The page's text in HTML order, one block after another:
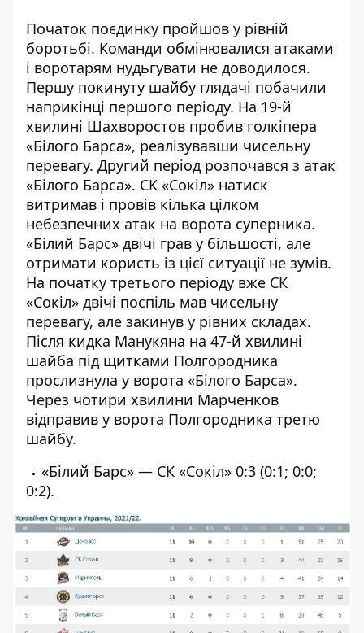
Початок поєдинку пройшов у рівній
боротьбі. Команди обмінювалися атаками
і воротарям нудьгувати не доводилося.
Першу покинуту шайбу глядачі побачили
наприкінці першого періоду. На 19-й
хвилині Шахворостов пробив голкіпера
«Білого Барса», реалізувавши чисельну
перевагу. Другий період розпочався з атак
«Білого Барса». СК «Сокіл» натиск
витримав і провів кілька цілком
небезпечних атак на ворота суперника.
«Білий Барс» двічі грав у більшості, але
отримати користь із цієї ситуації не зумів.
На початку третього періоду вже СК
«Сокіл» двічі поспіль мав чисельну
перевагу, але закинув у рівних складах.
Після кидка Манукяна на 47-й хвилині
шайба під щитками Полгородника
прослизнула у ворота «Білого Барса».
Через чотири хвилини Марченков
відправив у ворота Полгородника третю
шайбу.
«Білий Барс» — СК «Сокіл» 0:3 (0:1; 0:0;
0:2).